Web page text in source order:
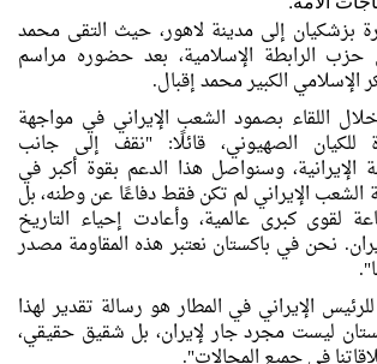
بزشكيان إلى مدينة لاهور، حيث التقى محمد
الرابطة الإسلامية، بعد حضوره مراسم
الإسلامي الكبير محمد إقبال.
اللقاء بصمود الشعب الإيراني في مواجهة
للكيان الصهيوني، قائلًا: "نقف إلى جانب
الإيرانية، وسنواصل هذا الدعم بقوة أكبر في
الشعب الإيراني لم تكن فقط دفاعًا عن وطنه، بل
لقوى كبرى عالمية، وأعادت إحياء التاريخ
نحن في باكستان نعتبر هذه المقاومة مصدر
الإيراني في المطار هو رسالة تقدير لهذا
ليست مجرد جار لإيران، بل شقيق حقيقي،